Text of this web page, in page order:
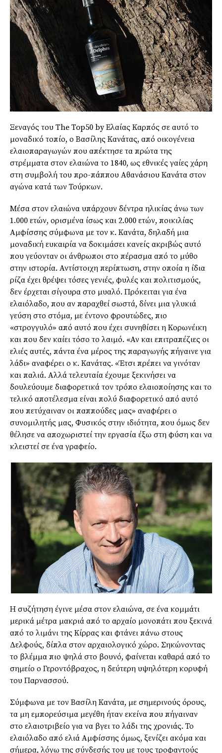
Ξεναγός του The Top50 by Ελαίας Καρπός σε αυτό το
μοναδικό τοπίο, ο Βασίλης Κανάτας, από οικογένεια
ελαιοπαραγωγών που απέκτησε τα πρώτα της
στρέμματα στον ελαιώνα το 1840, ως εθνικές γαίες χάρη
στη συμβολή του προ-πάππου Αθανάσιου Κανάτα στον
αγώνα κατά των Τούρκων.
Μέσα στον ελαιώνα υπάρχουν δέντρα ηλικίας άνω των
1.000 ετών, ορισμένα ίσως και 2.000 ετών, ποικιλίας
Αμφίσσης σύμφωνα με τον κ. Κανάτα, δηλαδή μια
μοναδική ευκαιρία να δοκιμάσει κανείς ακριβώς αυτό
που γεύονταν οι άνθρωποι στο πέρασμα από το μύθο
στην ιστορία. Αντίστοιχη περίπτωση, στην οποία η ίδια
ρίζα έχει θρέψει τόσες γενιές, φυλές και πολιτισμούς,
δεν έρχεται σίγουρα στο μυαλό. Πρόκειται για ένα
ελαιόλαδο, που αν παραχθεί σωστά, δίνει μια γλυκιά
γεύση στο στόμα, με έντονο φρουτώδες, πιο
«στρογγυλό» από αυτό που έχει συνηθίσει η Κορωνέικη
και που δεν καίει τόσο το λαιμό. «Αν και επιτραπέζιες οι
ελιές αυτές, πάντα ένα μέρος της παραγωγής πήγαινε για
λάδι» αναφέρει ο κ. Κανάτας. «Έτσι πρέπει να γινόταν
και παλιά. Αλλά τελευταία έχουμε ξεκινήσει να
δουλεύουμε διαφορετικά τον τρόπο ελαιοποίησης και το
τελικό αποτέλεσμα είναι πολύ διαφορετικό από αυτό
που πετύχαιναν οι παππούδες μας» αναφέρει ο
συνομιλητής μας, Φυσικός στην ιδιότητα, που όμως δεν
θέλησε να αποχωριστεί την εργασία έξω στη φύση και να
κλειστεί σε ένα γραφείο.
Η συζήτηση έγινε μέσα στον ελαιώνα, σε ένα κομμάτι
μερικά μέτρα μακριά από το αρχαίο μονοπάτι που ξεκινά
από το λιμάνι της Κίρρας και φτάνει πάνω στους
Δελφούς, δίπλα στον αρχαιολογικό χώρο. Σηκώνοντας
το βλέμμα πιο ψηλά στο βουνό, φαίνεται καθαρά από το
σημείο ο Γεροντόβραχος, η δεύτερη υψηλότερη κορυφή
του Παρνασσού.
Σύμφωνα με τον Βασίλη Κανάτα, με σημερινούς όρους,
τα μη εμπορεύσιμα μεγέθη ήταν εκείνα που πήγαιναν
στο ελαιοτριβείο για να βγει το λάδι της χρονιάς. Το
ελαιόλαδο από ελιά Αμφίσσης όμως, ξενίζει ακόμα και
σήμερα, λόγω της σύνδεσής του με τους τροφαντούς